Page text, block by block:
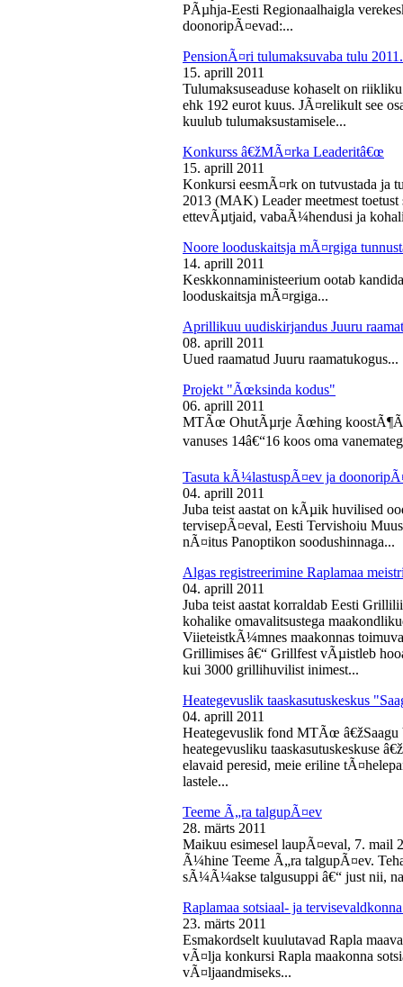
PÃµhja-Eesti Regionaalhaigla
doonoripÃ¤evad:...
PensionÃ¤ri tulumaksuvaba tulu
15. aprill 2011
Tulumaksuseaduse kohaselt on
ehk 192 eurot kuus. JÃ¤relikult see
kuulub tulumaksustamisele...
Konkurss â€žMÃ¤rka Leaderitâ€œ
15. aprill 2011
Konkursi eesmÃ¤rk on tutvustada ja
2013 (MAK) Leader meetmest
ettevÃµtjaid, vabaÃ¼hendusi ja
Noore looduskaitsja mÃ¤rgiga
14. aprill 2011
Keskkonnaministeerium ootab
looduskaitsja mÃ¤rgiga...
Aprillikuu uudiskirjandus Juuru
08. aprill 2011
Uued raamatud Juuru raamatukogus...
Projekt "Ãœksinda kodus"
06. aprill 2011
MTÃœ OhutÃµrje Ãœhing
vanuses 14â€“16 koos oma
Tasuta kÃ¼lastuspÃ¤ev ja
04. aprill 2011
Juba teist aastat on kÃµik huvilised
tervisepÃ¤eval, Eesti Tervishoiu
nÃ¤itus Panoptikon soodushinnaga...
Algas registreerimine Raplamaa
04. aprill 2011
Juba teist aastat korraldab Eesti
kohalike omavalitsustega
ViieteistkÃ¼mnes maakonnas
Grillimises â€“ Grillfest vÃµistleb
kui 3000 grillihuvilist inimest...
Heategevuslik taaskasutuskeskus
04. aprill 2011
Heategevuslik fond MTÃœ â€žSaagu
heategevusliku taaskasutuskeskuse
elavaid peresid, meie eriline
lastele...
Teeme Ã„ra talgupÃ¤ev
28. märts 2011
Maikuu esimesel laupÃ¤eval, 7.
Ã¼hine Teeme Ã„ra talgupÃ¤ev.
sÃ¼Ã¼akse talgusuppi â€“ just nii,
Raplamaa sotsiaal- ja
23. märts 2011
Esmakordselt kuulutavad Rapla
vÃ¤lja konkursi Rapla maakonna
vÃ¤ljaandmiseks...